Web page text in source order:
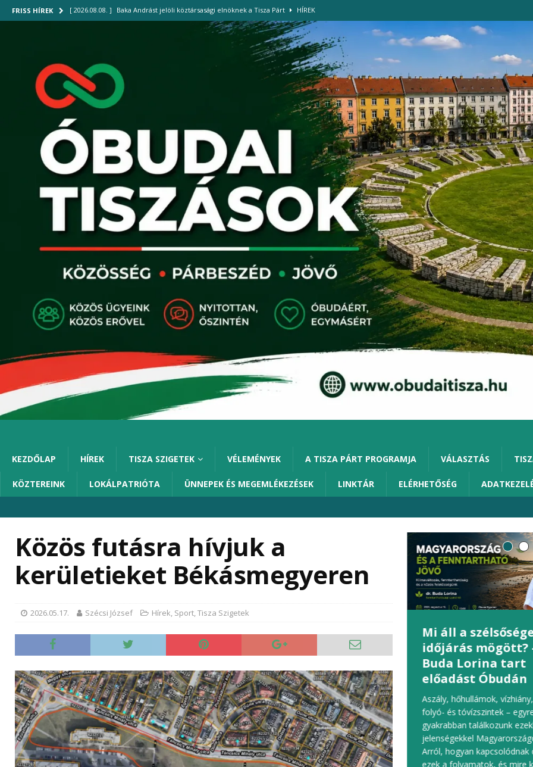
FRISS HÍREK [ 2026.08.08. ] Baka Andrást jelöli köztársasági elnöknek a Tisza Párt HÍREK
Bográcsozással ünnepelte második születésnapját az Amfiteátrum Óbuda Tisza Sziget
Az iskolakezdésre újraindulhat a forgalom a Flórián téri északi felüljárón
[ 2026.08.04. ] Új gyalogoshíd kötheti össze Óbudát az Óbudai-szigettel HÍREK
[ 2026.08.08. ] Mi áll a szélsőséges időjárás mögött? – Dr. Buda Lorina tart előadást Óbudán HÍREK
KEZDŐLAP HÍREK TISZA SZIGETEK VÉLEMÉNYEK A TISZA PÁRT PROGRAMJA VÁLASZTÁS
KÖZTEREINK LOKÁLPATRIÓTA ÜNNEPEK ÉS MEGEMLÉKEZÉSEK LINKTÁR ELÉRHETŐSÉG
Közös futásra hívjuk a
kerületieket Békásmegyeren
2026.05.17. Szécsi József Hírek, Sport,Tisza Szigetek
Új gyalogoshíd kötheti
össze Óbudát az Óbudai-
Mérföldkőhöz érkezett az Óbudai-
szigetre tervezett új gyalogoshíd
előkészítése: Budapest főépítésze
jóváhagyta a Speciálterv hídra
vonatkozó koncepcióját – számolt be
róla a Portfolio. A szakhatóságokkal és
a közműszolgáltatókkal már
Mi áll a
időjárás mögött?
Buda Lorina tart
előadást Óbudán
Aszály, hőhullámok,
folyó- és tóvízszintek –
gyakrabban találkozunk
jelenségekkel
Arról, hogyan kapcsolódnak
ezek a folyamatok, és mire
Boda Nikoletta -